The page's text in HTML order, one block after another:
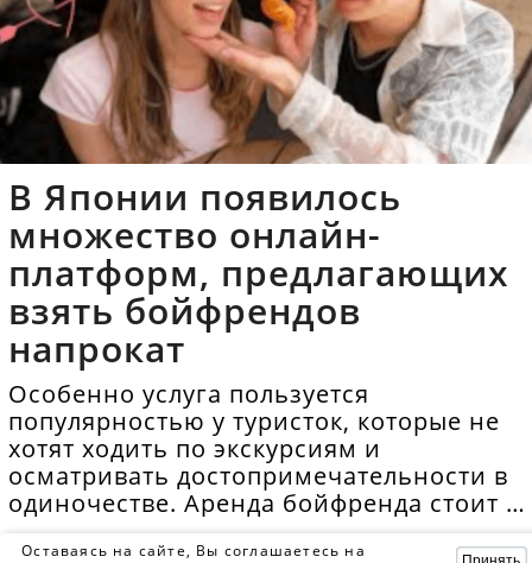
В Японии появилось
множество онлайн-
платформ, предлагающих
взять бойфрендов
напрокат
Особенно услуга пользуется
популярностью у туристок, которые не
хотят ходить по экскурсиям и
осматривать достопримечательности в
одиночестве. Аренда бойфренда стоит в
Оставаясь на сайте, Вы соглашаетесь на